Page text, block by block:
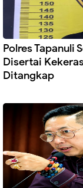
Polres Tapanuli
Disertai
Ditangkap